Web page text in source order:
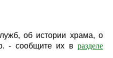
об истории храма, о
- сообщите их в разделе